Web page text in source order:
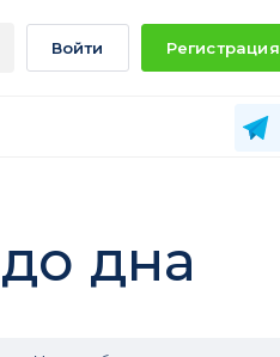
Войти Регистрация
дна